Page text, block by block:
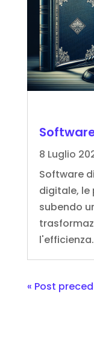
8 Luglio
Software
digitale, le
subendo
« Post